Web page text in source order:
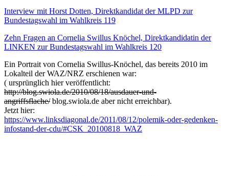
Interview mit Horst Dotten, Direktkandidat der MLPD zur
Bundestagswahl im Wahlkreis 119
Zehn Fragen an Cornelia Swillus Knöchel, Direktkandidatin der
LINKEN zur Bundestagswahl im Wahlkreis 120
Ein Portrait von Cornelia Swillus-Knöchel, das bereits 2010 im
Lokalteil der WAZ/NRZ erschienen war:
( ursprünglich hier veröffentlicht:
http://blog.swiola.de/2010/08/18/ausdauer-und-
angriffsflache/blog.swiola.de aber nicht erreichbar).
Jetzt hier:
https://www.linksdiagonal.de/2011/08/12/polemik-oder-gedenken-
infostand-der-cdu/#CSK_20100818_WAZ